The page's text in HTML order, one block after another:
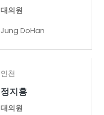
대의원
Jung DoHan
인천
정지홍
대의원